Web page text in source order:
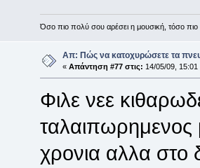
Όσο πιο πολύ σου αρέσει η μουσική, τόσο
Απ: Πώς να κατοχυρώσετε τα
« Απάντηση #77 στις: 14/05/09, 15:01
Φιλε νεε
ταλαιπωρημενος
χρονια αλλα στο